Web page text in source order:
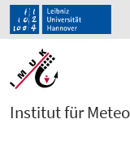
Institut für